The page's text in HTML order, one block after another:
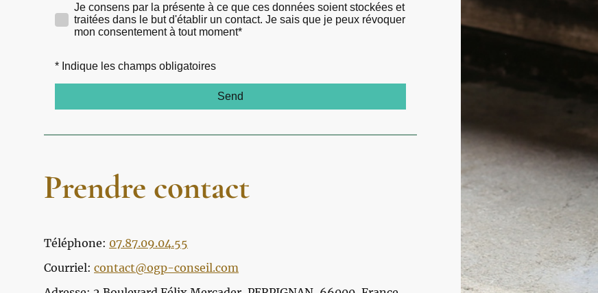
Je consens par la présente à ce que ces données soient stockées et
traitées dans le but d'établir un contact. Je sais que je peux révoquer
mon consentement à tout moment*
* Indique les champs obligatoires
Send
Prendre contact
Téléphone: 07.87.09.04.55
Courriel: contact@ogp-conseil.com